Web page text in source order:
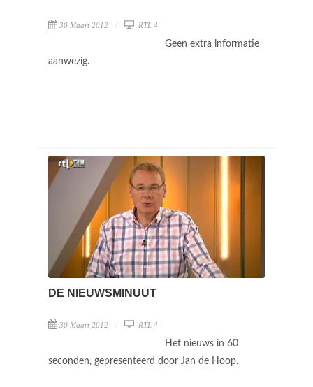
30 Maart 2012 RTL 4
Geen extra informatie
aanwezig.
DE NIEUWSMINUUT
30 Maart 2012 RTL 4
Het nieuws in 60
seconden, gepresenteerd door Jan de Hoop.